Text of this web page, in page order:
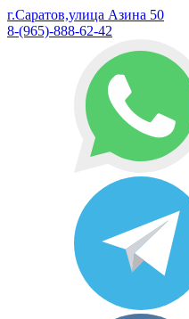
г.Саратов,улица Азина 50
8-(965)-888-62-42